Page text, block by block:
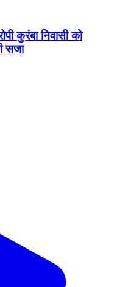
कुरंबा निवासी को
सजा